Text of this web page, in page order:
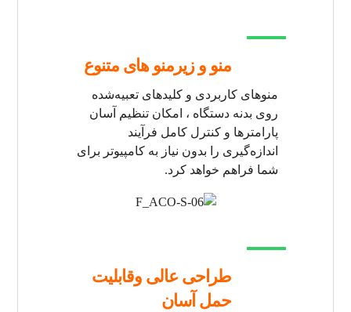
منو و زیرمنو های متنوع
منوهای کاربردی و کلیدهای تعبیه‌شده
روی بدنه دستگاه ، امکان تنظیم آسان
پارامترها و کنترل کامل فرآیند
اندازه‌گیری را بدون نیاز به کامپیوتر برای
شما فراهم خواهد کرد.
طراحی عالی وقابلیت
حمل آسان